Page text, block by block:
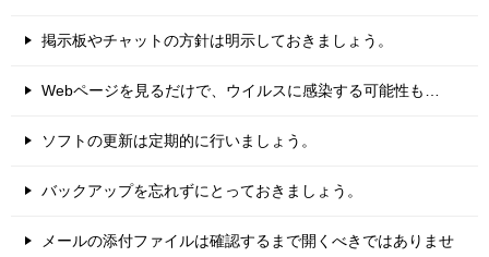
掲示板やチャットの方針は明示しておきましょう。
Webページを見るだけで、ウイルスに感染する可能性も…
ソフトの更新は定期的に行いましょう。
バックアップを忘れずにとっておきましょう。
メールの添付ファイルは確認するまで開くべきではありませ